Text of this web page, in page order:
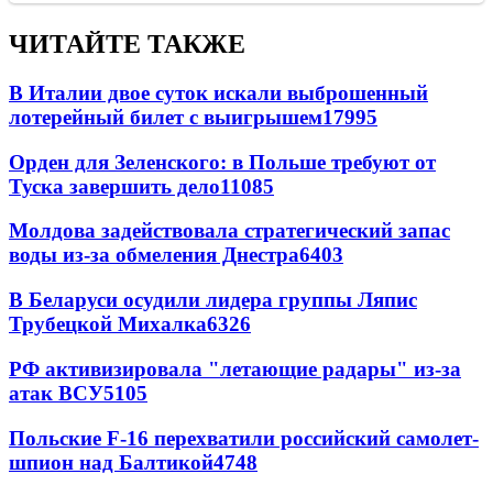
ЧИТАЙТЕ ТАКЖЕ
В Италии двое суток искали выброшенный
лотерейный билет с выигрышем17995
Орден для Зеленского: в Польше требуют от
Туска завершить дело11085
Молдова задействовала стратегический запас
воды из-за обмеления Днестра6403
В Беларуси осудили лидера группы Ляпис
Трубецкой Михалка6326
РФ активизировала "летающие радары" из-за
атак ВСУ5105
Польские F-16 перехватили российский самолет-
шпион над Балтикой4748